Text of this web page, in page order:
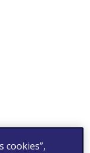
cookies”,